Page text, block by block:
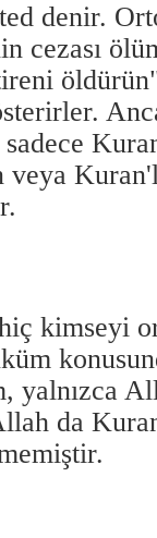
denir.
cezası
veya
kimseyi
da